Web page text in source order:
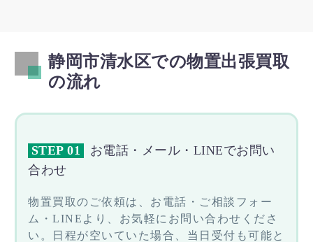
静岡市清水区での物置出張買取
の流れ
STEP 01
お電話・メール・LINEでお問い
合わせ
物置買取のご依頼は、お電話・ご相談フォー
ム・LINEより、お気軽にお問い合わせくださ
い。日程が空いていた場合、当日受付も可能と